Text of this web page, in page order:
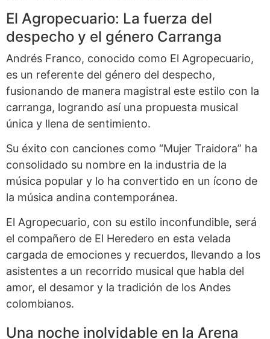
El Agropecuario: La fuerza del
despecho y el género Carranga
Andrés Franco, conocido como El Agropecuario,
es un referente del género del despecho,
fusionando de manera magistral este estilo con la
carranga, logrando así una propuesta musical
única y llena de sentimiento.
Su éxito con canciones como “Mujer Traidora” ha
consolidado su nombre en la industria de la
música popular y lo ha convertido en un ícono de
la música andina contemporánea.
El Agropecuario, con su estilo inconfundible, será
el compañero de El Heredero en esta velada
cargada de emociones y recuerdos, llevando a los
asistentes a un recorrido musical que habla del
amor, el desamor y la tradición de los Andes
colombianos.
Una noche inolvidable en la Arena